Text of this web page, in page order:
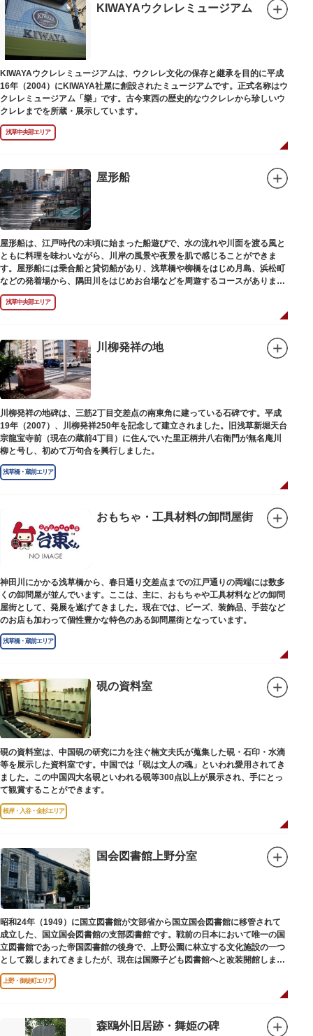
KIWAYAウクレレミュージアム
KIWAYAウクレレミュージアムは、ウクレレ文化の保存と継承を目的に平成
16年（2004）にKIWAYA社屋に創設されたミュージアムです。正式名称はウ
クレレミュージアム「樂」です。古今東西の歴史的なウクレレから珍しいウ
クレレまでを所蔵・展示しています。
浅草中央部エリア
屋形船
屋形船は、江戸時代の末頃に始まった船遊びで、水の流れや川面を渡る風と
ともに料理を味わいながら、川岸の風景や夜景を肌で感じることができま
す。屋形船には乗合船と貸切船があり、浅草橋や柳橋をはじめ月島、浜松町
などの発着場から、隅田川をはじめお台場などを周遊するコースがありま
す。
浅草中央部エリア
川柳発祥の地
川柳発祥の地碑は、三筋2丁目交差点の南東角に建っている石碑です。平成
19年（2007）、川柳発祥250年を記念して建立されました。旧浅草新堀天台
宗龍宝寺前（現在の蔵前4丁目）に住んでいた里正柄井八右衛門が無名庵川
柳と号し、初めて万句合を興行しました。
浅草橋・蔵前エリア
おもちゃ・工具材料の卸問屋街
神田川にかかる浅草橋から、春日通り交差点までの江戸通りの両端には数多
くの卸問屋が並んでいます。ここは、主に、おもちゃや工具材料などの卸問
屋街として、発展を遂げてきました。現在では、ビーズ、装飾品、手芸など
のお店も加わって個性豊かな特色のある卸問屋街となっています。
浅草橋・蔵前エリア
硯の資料室
硯の資料室は、中国硯の研究に力を注ぐ楠文夫氏が蒐集した硯・石印・水滴
等を展示した資料室です。中国では「硯は文人の魂」といわれ愛用されてき
ました。この中国四大名硯といわれる硯等300点以上が展示され、手にとっ
て観賞することができます。
根岸・入谷・金杉エリア
国会図書館上野分室
昭和24年（1949）に国立図書館が文部省から国立国会図書館に移管されて
成立した、国立国会図書館の支部図書館です。戦前の日本において唯一の国
立図書館であった帝国図書館の後身で、上野公園に林立する文化施設の一つ
として親しまれてきましたが、現在は国際子ども図書館へと改装開館しまし
た。
上野・御徒町エリア
森鴎外旧居跡・舞姫の碑